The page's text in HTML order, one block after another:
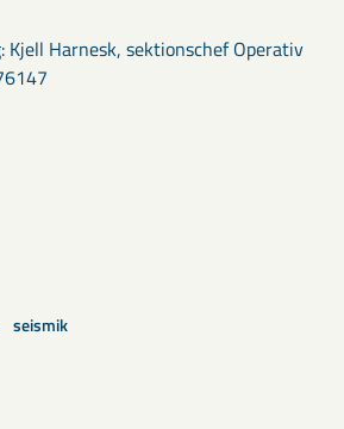
Kjell Harnesk, sektionschef Operativ
seismik